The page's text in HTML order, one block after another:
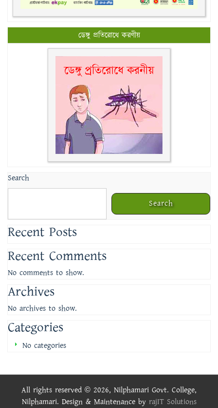
ডেঙ্গু প্রতিরোধে করণীয়
Search
Search
Recent Posts
Recent Comments
No comments to show.
Archives
No archives to show.
Categories
No categories
All rights reserved © 2026, Nilphamari Govt. College,
Nilphamari. Design & Maintenance by rajIT Solutions